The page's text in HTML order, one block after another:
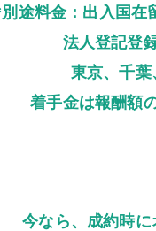
途料金：出入国在
法人登記登
東京、千葉
着手金は報酬額
今なら、成約時に